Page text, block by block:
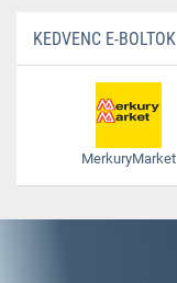
KEDVENC E-BOLTOK
MerkuryMarket